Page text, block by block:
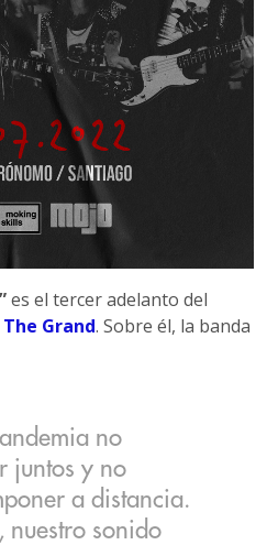
es el tercer adelanto del
Grand. Sobre él, la banda
no
juntos y no
a distancia.
nuestro sonido